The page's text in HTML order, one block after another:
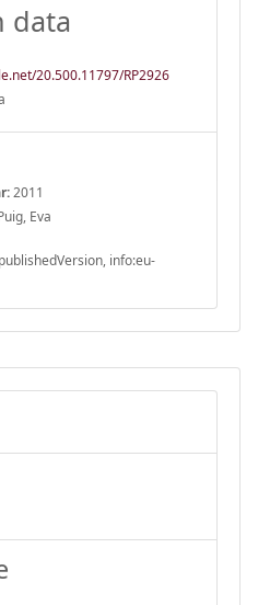
data
20.500.11797/RP2926
2011
Eva
info:eu-